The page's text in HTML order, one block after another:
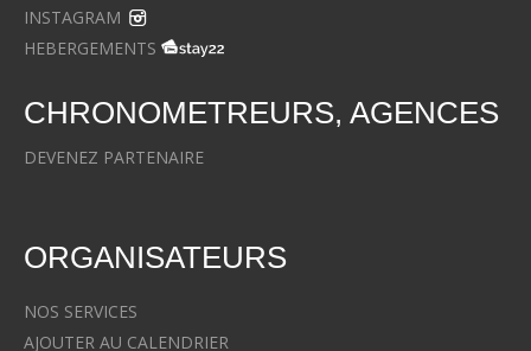
INSTAGRAM
HEBERGEMENTS
CHRONOMETREURS, AGENCES
DEVENEZ PARTENAIRE
ORGANISATEURS
NOS SERVICES
AJOUTER AU CALENDRIER